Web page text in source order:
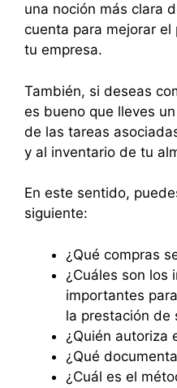
una noción más clara
cuenta para mejorar el
tu empresa.
También, si deseas
es bueno que lleves
de las tareas
y al inventario de tu
En este sentido,
siguiente:
¿Qué compras
¿Cuáles son los
importantes
la prestación de
¿Quién autoriza
¿Qué
¿Cuál es el